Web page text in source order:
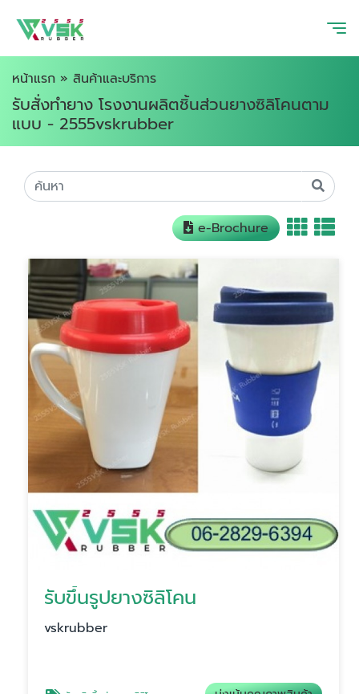
หน้าแรก » สินค้าและบริการ
รับสั่งทำยาง โรงงานผลิตชิ้นส่วนยางซิลิโคนตาม
แบบ - 2555vskrubber
e-Brochure
รับขึ้นรูปยางซิลิโคน
vskrubber